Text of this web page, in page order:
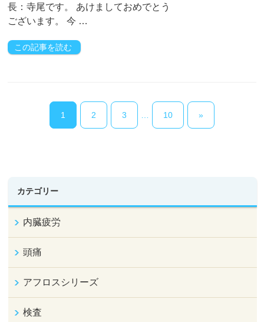
長：寺尾です。 あけましておめでとう
ございます。 今 …
この記事を読む
1 2 3 10 »
カテゴリー
内臓疲労
頭痛
アフロスシリーズ
検査